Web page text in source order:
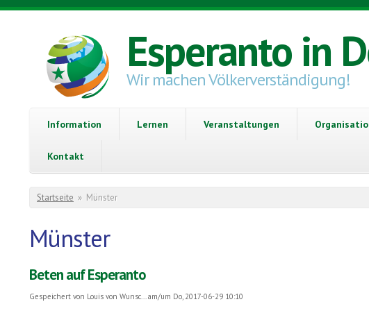
Direkt zum Inhalt
Esperanto in
Wir machen Völkerverständigung!
Information Lernen Veranstaltungen
Kontakt
Sie sind hier
Startseite » Münster
Münster
Beten auf Esperanto
Gespeichert von Louis von Wunsc...am/um Do, 2017-06-29 10:10